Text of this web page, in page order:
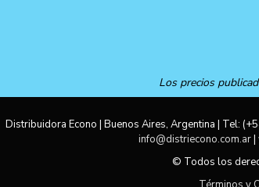
Los precios
Distribuidora Econo | Buenos Aires, Argentina | Tel:
info@distriecono.com.ar|
© Todos los